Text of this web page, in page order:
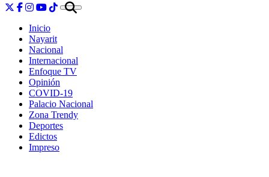
Inicio
Nayarit
Nacional
Internacional
Enfoque TV
Opinión
COVID-19
Palacio Nacional
Zona Trendy
Deportes
Edictos
Impreso